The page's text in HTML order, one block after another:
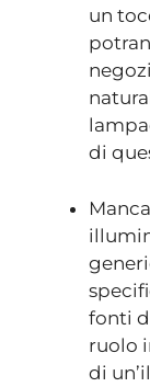
un
di
fonti
ruolo
di